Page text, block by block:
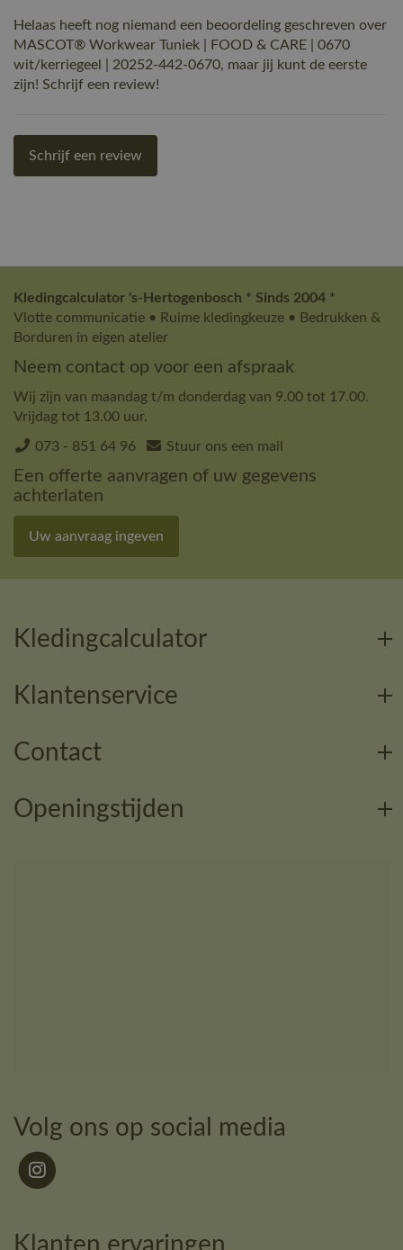
Helaas heeft nog niemand een beoordeling geschreven over
MASCOT® Workwear Tuniek | FOOD & CARE | 0670
wit/kerriegeel | 20252-442-0670, maar jij kunt de eerste
zijn! Schrijf een review!
Schrijf een review
Kledingcalculator 's-Hertogenbosch * Sinds 2004 *
Vlotte communicatie • Ruime kledingkeuze • Bedrukken &
Borduren in eigen atelier
Neem contact op voor een afspraak
Wij zijn van maandag t/m donderdag van 9.00 tot 17.00.
Vrijdag tot 13.00 uur.
073 - 851 64 96 Stuur ons een mail
Een offerte aanvragen of uw gegevens
achterlaten
Uw aanvraag ingeven
Kledingcalculator
Klantenservice
Contact
Openingstijden
Volg ons op social media
Klanten ervaringen